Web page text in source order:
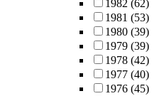
1982 (62)
1981 (53)
1980 (39)
1979 (39)
1978 (42)
1977 (40)
1976 (45)